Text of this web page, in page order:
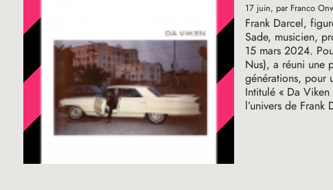
17 juin, par Franco
Frank Darcel,
Sade, musicien,
15 mars 2024.
Nus), a réuni une
générations, pour
Intitulé « Da Viken
l’univers de